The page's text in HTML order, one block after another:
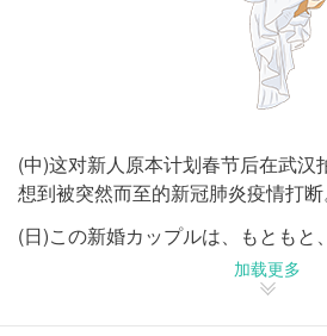
(中)这对新人原本计划春节后在武汉
想到被突然而至的新冠肺炎疫情打断
(日)この新婚カップルは、もともと
でウェディングフォトを撮影し、
が、新型コロナウイルスの感染状
発事態の発生で、計画の中止を余
加载更多